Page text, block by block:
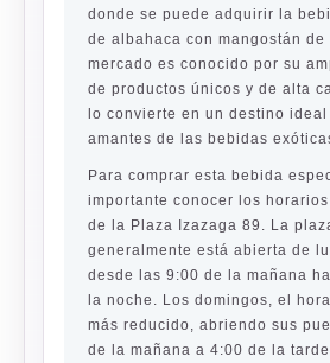
donde se puede adquirir la
de albahaca con mangostán de
mercado es conocido por su
de productos únicos y de alta
lo convierte en un destino
amantes de las bebidas
Para comprar esta bebida
importante conocer los
de la Plaza Izazaga 89. La
generalmente está abierta de
desde las 9:00 de la mañana
la noche. Los domingos, el
más reducido, abriendo sus
de la mañana a 4:00 de la